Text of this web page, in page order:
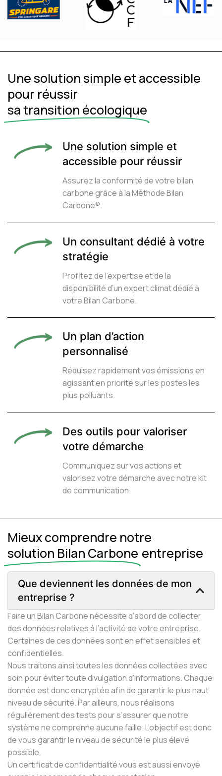
Une solution simple et accessible
pour réussir
sa transition écologique
Une solution simple et
accessible pour réussir
Assurez la conformité de votre bilan
carbone grâce à la Méthode Bilan
Carbone®.
Un consultant dédié à votre
stratégie
Profitez de l’expertise et de la
disponibilité d’un expert climat dédié à
votre Bilan Carbone.
Un plan d’action
personnalisé
Réduisez rapidement vos émissions en
agissant en priorité sur les postes les
plus polluants.
Des outils pour valoriser
votre démarche
Communiquez sur vos actions et
valorisez votre démarche avec notre kit
de communication.
Mieux comprendre notre
solution Bilan Carbone entreprise
Que deviennent les données de mon
entreprise ?
Faire un Bilan Carbone nécessite d’abord de collecter
des données relatives à l’activité de votre entreprise.
Certaines de ces données sont en effet sensibles et
confidentielles.
Nous traitons ainsi toutes les données collectées avec
soin pour éviter toute divulgation d’informations. Chaque
donnée est donc encryptée afin de garantir le plus haut
niveau de sécurité. Par ailleurs, nous réalisons
régulièrement des tests pour s’assurer que notre
système ne comprenne aucune faille. L’objectif est donc
de vous garantir le niveau de sécurité le plus élevé
possible.
Un certificat de confidentialité vous est aussi envoyé